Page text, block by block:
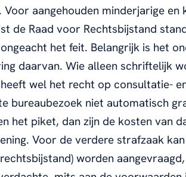
Voor aangehouden minderjarige
de Raad voor Rechtsbijstand
het feit. Belangrijk is het
daarvan. Wie alleen schriftelijk
wel het recht op consultatie-
bureaubezoek niet automatisch
het piket, dan zijn de kosten van
Voor de verdere strafzaak
worden